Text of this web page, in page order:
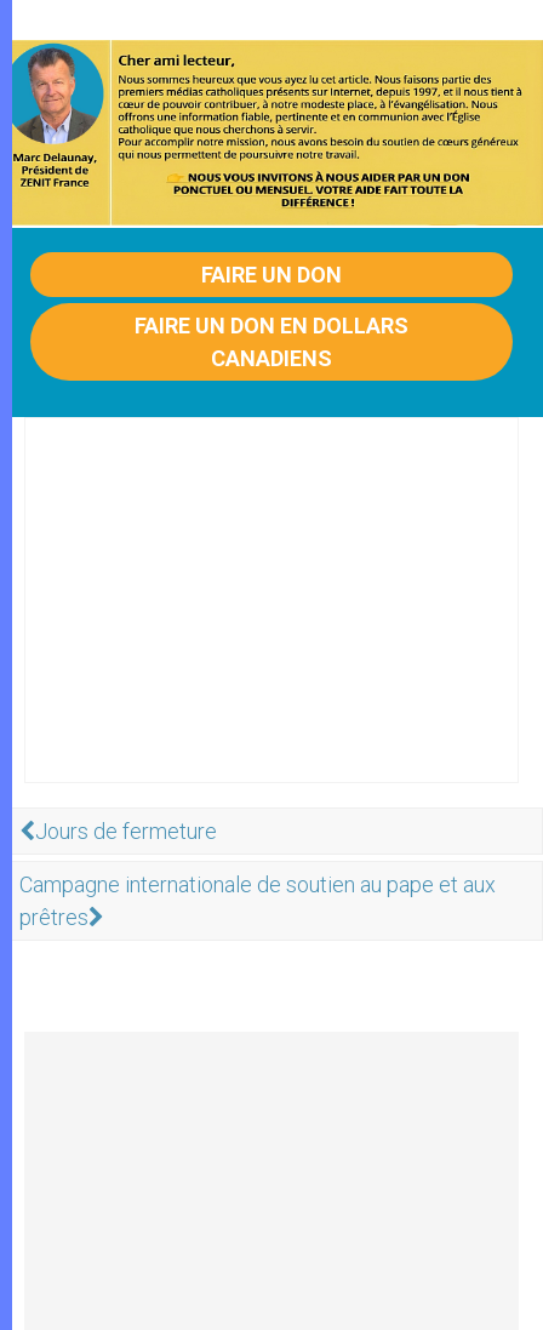
FAIRE UN DON
FAIRE UN DON EN DOLLARS
CANADIENS
Jours de fermeture
Campagne internationale de soutien au pape et aux
prêtres